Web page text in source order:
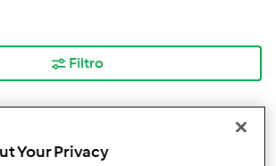
Filtro
Your Privacy